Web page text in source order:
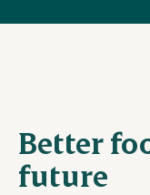
Better
future